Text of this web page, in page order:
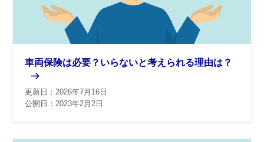
車両保険は必要？いらないと考えられる理由は？
更新日：2026年7月16日
公開日：2023年2月2日